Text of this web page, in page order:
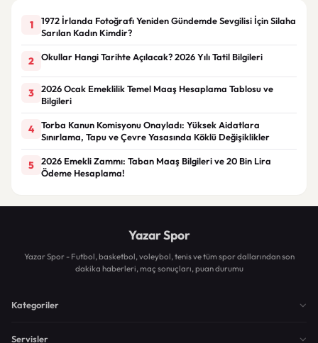
1
1972 İrlanda Fotoğrafı Yeniden Gündemde Sevgilisi İçin Silaha
Sarılan Kadın Kimdir?
2 Okullar Hangi Tarihte Açılacak? 2026 Yılı Tatil Bilgileri
3
2026 Ocak Emeklilik Temel Maaş Hesaplama Tablosu ve
Bilgileri
4
Torba Kanun Komisyonu Onayladı: Yüksek Aidatlara
Sınırlama, Tapu ve Çevre Yasasında Köklü Değişiklikler
5
2026 Emekli Zammı: Taban Maaş Bilgileri ve 20 Bin Lira
Ödeme Hesaplama!
Yazar Spor
Yazar Spor - Futbol, basketbol, voleybol, tenis ve tüm spor dallarından son
dakika haberleri, maç sonuçları, puan durumu
Kategoriler
Servisler